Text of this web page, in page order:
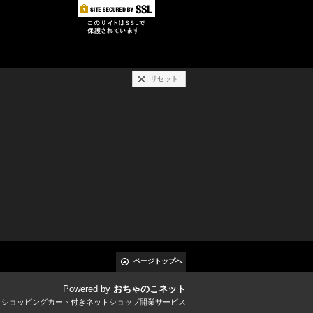
リセット
ページトップへ
Powered by おちゃのこネット
ョッピングカート付きネットショップ開業サービス